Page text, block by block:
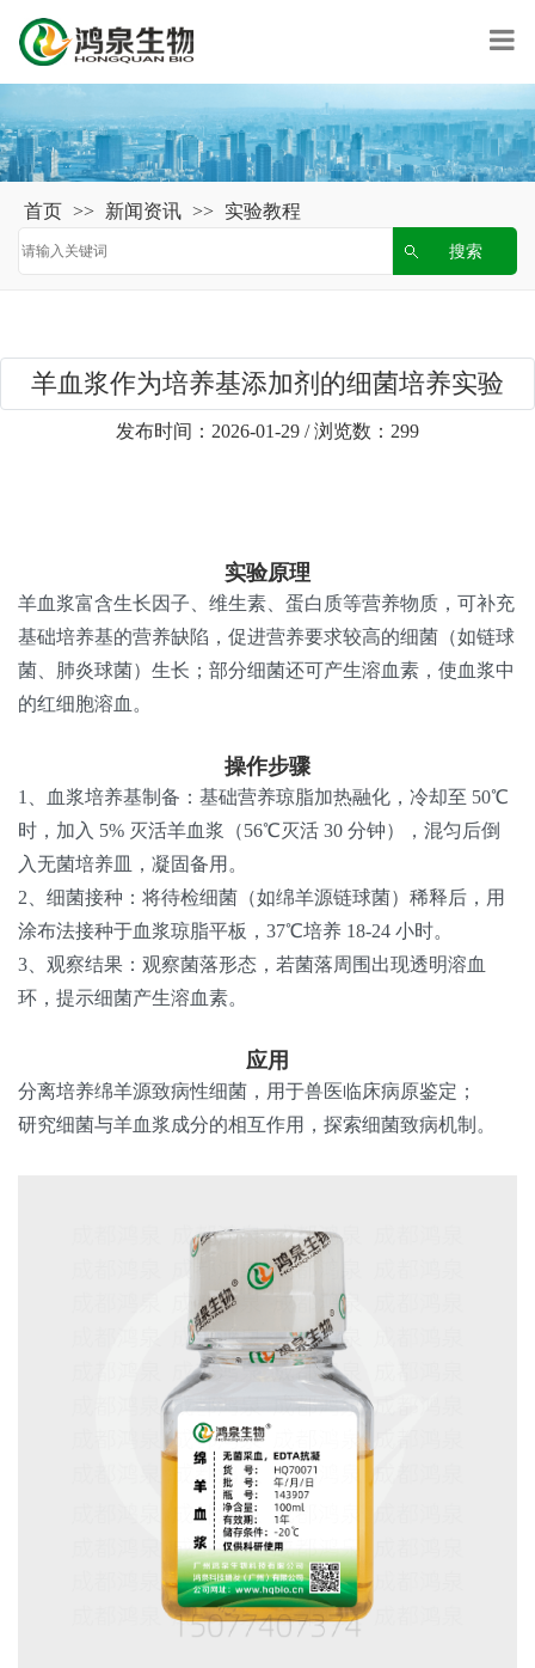
首页 >> 新闻资讯 >> 实验教程
羊血浆作为培养基添加剂的细菌培养实验
发布时间：2026-01-29 / 浏览数：299
实验原理
羊血浆富含生长因子、维生素、蛋白质等营养物质，可补充
基础培养基的营养缺陷，促进营养要求较高的细菌（如链球
菌、肺炎球菌）生长；部分细菌还可产生溶血素，使血浆中
的红细胞溶血。
操作步骤
1、血浆培养基制备：基础营养琼脂加热融化，冷却至 50℃
时，加入 5% 灭活羊血浆（56℃灭活 30 分钟），混匀后倒
入无菌培养皿，凝固备用。
2、细菌接种：将待检细菌（如绵羊源链球菌）稀释后，用
涂布法接种于血浆琼脂平板，37℃培养 18-24 小时。
3、观察结果：观察菌落形态，若菌落周围出现透明溶血
环，提示细菌产生溶血素。
应用
分离培养绵羊源致病性细菌，用于兽医临床病原鉴定；
研究细菌与羊血浆成分的相互作用，探索细菌致病机制。